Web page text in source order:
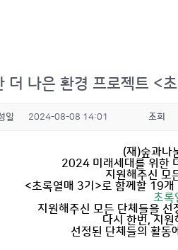
더 나은 환경 프로젝트 <
일 2024-08-08 14:01 조회
(재)숲과나
2024 미래세대를 위한
지원해주신 모
<초록열매 3기>로 함께할 19개
초록
지원해주신 모든 단체들을
다시 한번, 지
선정된 단체들의 활동